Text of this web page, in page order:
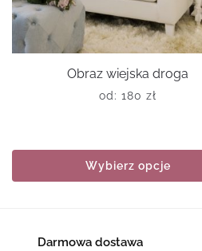
Obraz wiejska droga
od: 180 zł
Wybierz opcje
Darmowa dostawa